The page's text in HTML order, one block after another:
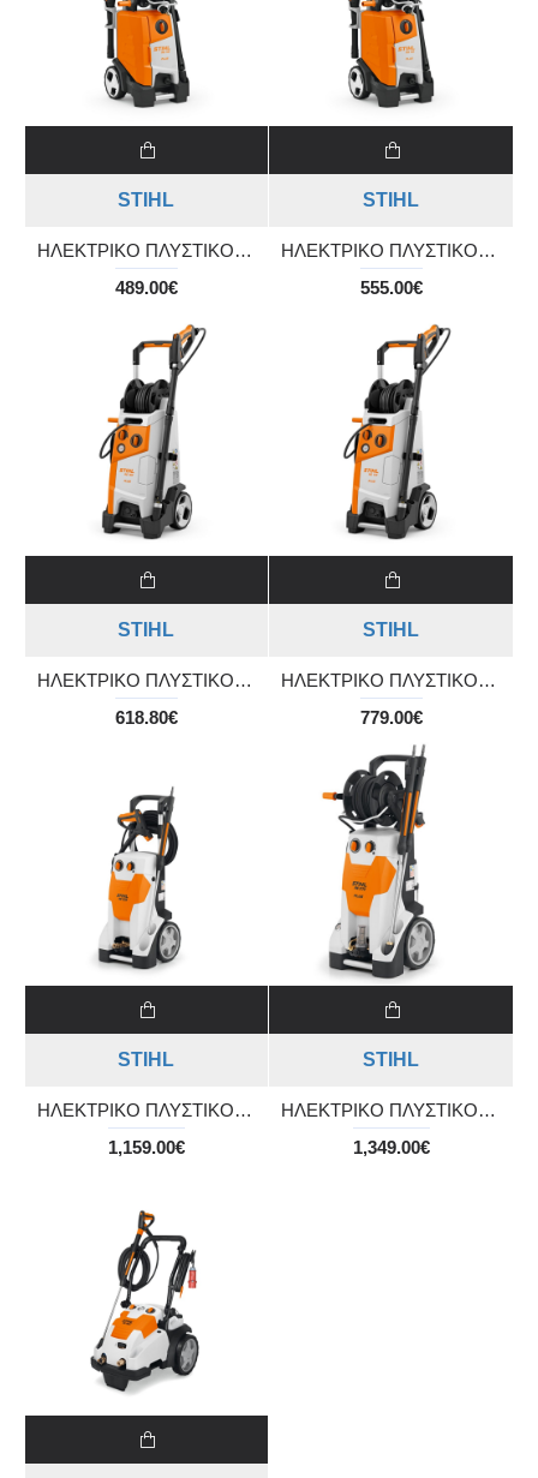
STIHL
ΗΛΕΚΤΡΙΚΟ ΠΛΥΣΤΙΚΟ ΥΨΗΛΗΣ ΠΙΕΣΗΣ RE 130 PLUS
489.00€
STIHL
ΗΛΕΚΤΡΙΚΟ ΠΛΥΣΤΙΚΟ ΥΨΗΛΗΣ ΠΙΕΣΗΣ RE 140 PLUS
555.00€
STIHL
ΗΛΕΚΤΡΙΚΟ ΠΛΥΣΤΙΚΟ ΥΨΗΛΗΣ ΠΙΕΣΗΣ RE 150 PLUS
618.80€
STIHL
ΗΛΕΚΤΡΙΚΟ ΠΛΥΣΤΙΚΟ ΥΨΗΛΗΣ ΠΙΕΣΗΣ RE 170 PLUS
779.00€
STIHL
ΗΛΕΚΤΡΙΚΟ ΠΛΥΣΤΙΚΟ ΥΨΗΛΗΣ ΠΙΕΣΗΣ RE 232
1,159.00€
STIHL
ΗΛΕΚΤΡΙΚΟ ΠΛΥΣΤΙΚΟ ΥΨΗΛΗΣ ΠΙΕΣΗΣ RE 272 PLUS
1,349.00€